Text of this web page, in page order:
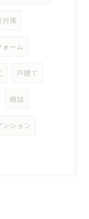
対策
ォーム
戸建て
相談
ンション